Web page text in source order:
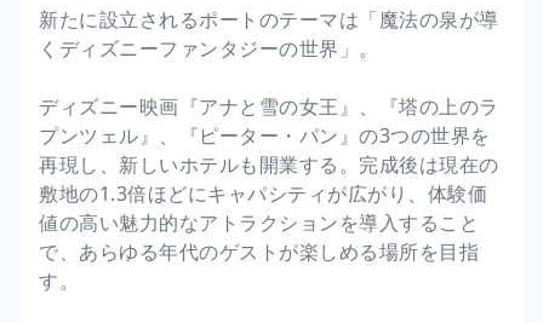
新たに設立されるポートのテーマは「魔法の泉が導
くディズニーファンタジーの世界」。
ディズニー映画『アナと雪の女王』、『塔の上のラ
プンツェル』、『ピーター・パン』の3つの世界を
再現し、新しいホテルも開業する。完成後は現在の
敷地の1.3倍ほどにキャパシティが広がり、体験価
値の高い魅力的なアトラクションを導入すること
で、あらゆる年代のゲストが楽しめる場所を目指
す。